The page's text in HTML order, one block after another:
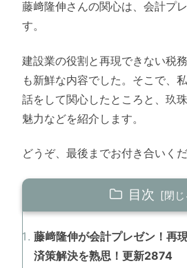
藤﨑隆伸さんの関心は、会計プ
す。
建設業の役割と再現できない税
も新鮮な内容でした。そこで、
話をして関心したところと、玖
魅力などを紹介します。
どうぞ、最後までお付き合いくだ
目次
藤﨑隆伸が会計プレゼン！再
済策解決を熟思！更新2874